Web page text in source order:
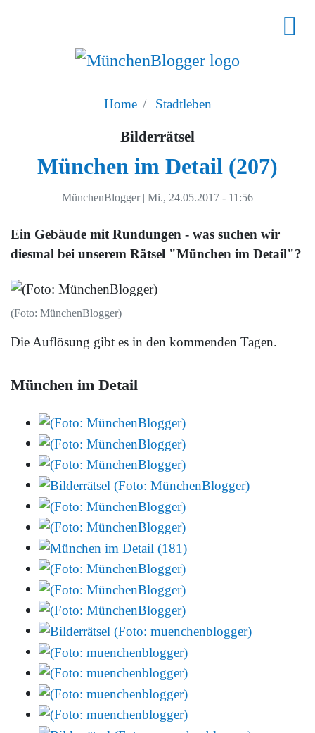
Home Stadtleben
Bilderrätsel
München im Detail (207)
MünchenBlogger Mi., 24.05.2017 - 11:56
Ein Gebäude mit Rundungen - was suchen wir
diesmal bei unserem Rätsel "München im Detail"?
(Foto: MünchenBlogger)
Die Auflösung gibt es in den kommenden Tagen.
München im Detail